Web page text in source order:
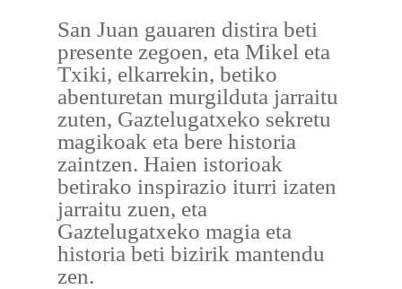
San Juan gauaren distira beti
presente zegoen, eta Mikel eta
Txiki, elkarrekin, betiko
abenturetan murgilduta jarraitu
zuten, Gaztelugatxeko sekretu
magikoak eta bere historia
zaintzen. Haien istorioak
betirako inspirazio iturri izaten
jarraitu zuen, eta
Gaztelugatxeko magia eta
historia beti bizirik mantendu
zen.